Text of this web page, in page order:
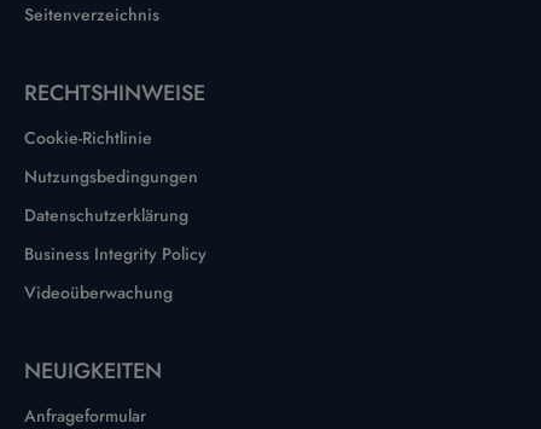
Seitenverzeichnis
RECHTSHINWEISE
Cookie-Richtlinie
Nutzungsbedingungen
Datenschutzerklärung
Business Integrity Policy
Videoüberwachung
NEUIGKEITEN
Anfrageformular